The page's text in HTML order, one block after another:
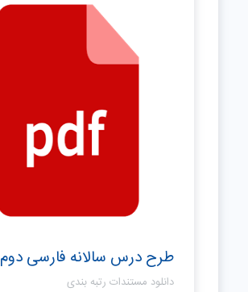
طرح درس سالانه فارسی دوم
دانلود مستندات رتبه بندی